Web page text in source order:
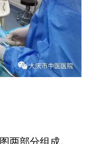
两部分组成。